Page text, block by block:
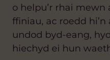
o helpu’r rhai
ffiniau, ac roedd
undod byd-eang,
hiechyd ei hun